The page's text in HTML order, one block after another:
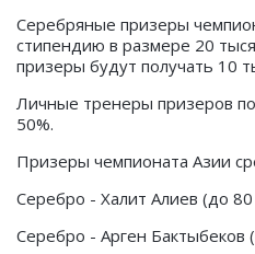
Серебряные призеры
стипендию в размере 20
призеры будут получать 10
Личные тренеры призеров
50%.
Призеры чемпионата Азии
Серебро - Халит Алиев (до 80
Серебро - Арген Бактыбеков